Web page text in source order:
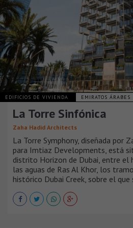
EDIFICIOS DE VIVIENDA EMIRATOS ÁRABES
La Torre Sinfónica
Zaha Hadid Architects
La Torre Symphony, diseñada por
para Imtiaz Developments, está
distrito Horizon de Dubai, entre el
las aguas de Ras Al Khor, los
histórico Dubai Creek, sobre el